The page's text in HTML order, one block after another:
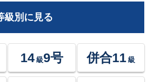
級別に見る
14級9号 併合11 級